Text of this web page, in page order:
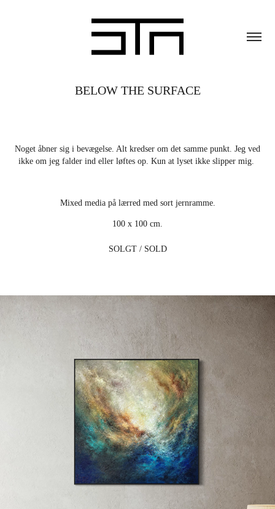
BELOW THE SURFACE
Noget åbner sig i bevægelse. Alt kredser om det samme punkt. Jeg ved
ikke om jeg falder ind eller løftes op. Kun at lyset ikke slipper mig.
Mixed media på lærred med sort jernramme.
100 x 100 cm.
SOLGT / SOLD